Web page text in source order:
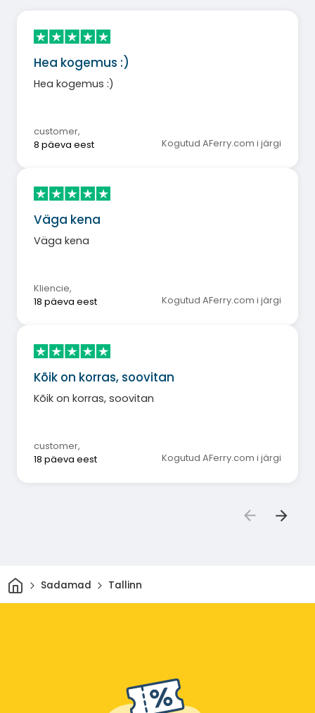
Hea kogemus :)
Hea kogemus :)
customer,
8 päeva eest
Kogutud AFerry.com i järgi
Väga kena
Väga kena
Kliencie,
18 päeva eest
Kogutud AFerry.com i järgi
Kõik on korras, soovitan
Kõik on korras, soovitan
customer,
18 päeva eest
Kogutud AFerry.com i järgi
Avaleht
Sadamad Tallinn